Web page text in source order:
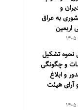
و
به عراق
اربعین
نحوه تشکیل
و چگونگی
و ‏ابلاغ
تصمیمات و‎ ‎آرای هیئت